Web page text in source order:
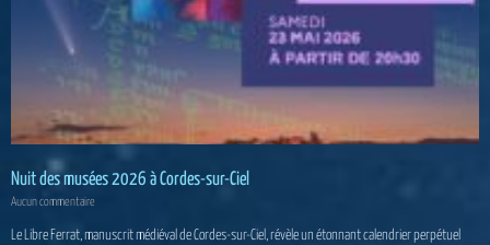
Nuit des musées 2026 à Cordes-sur-Ciel
Aucun commentaire
Le Libre Ferrat, manuscrit médiéval de Cordes-sur-Ciel, révèle un étonnant calendrier perpétuel